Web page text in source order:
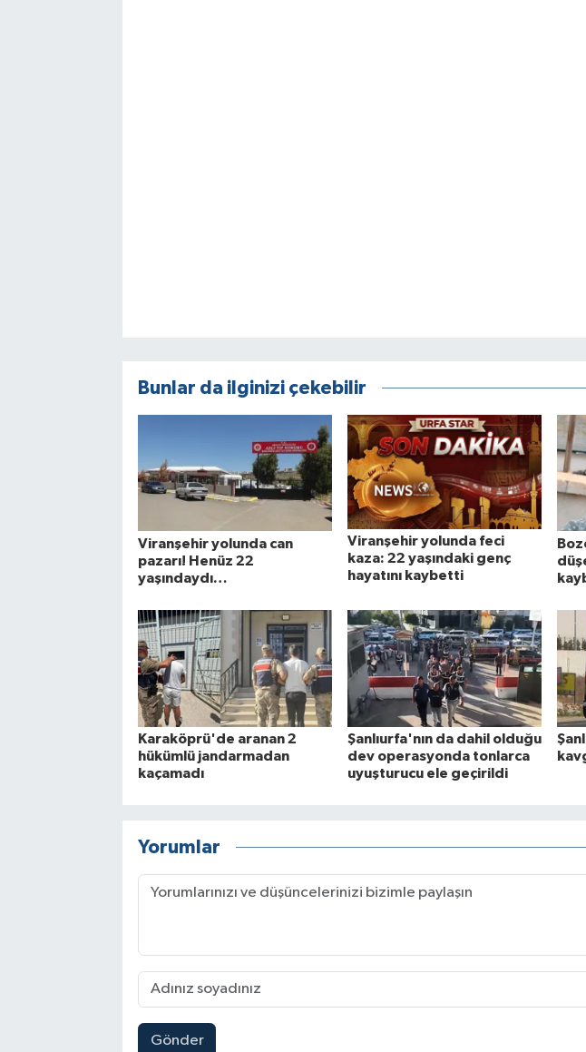
Bunlar da ilginizi çekebilir
Viranşehir yolunda can
pazarı! Henüz 22
yaşındaydı…
Viranşehir yolunda feci
kaza: 22 yaşındaki genç
hayatını kaybetti
Karaköprü'de aranan 2
hükümlü jandarmadan
kaçamadı
Şanlıurfa'nın da dahil olduğu
dev operasyonda tonlarca
uyuşturucu ele geçirildi
Yorumlar
Gönder